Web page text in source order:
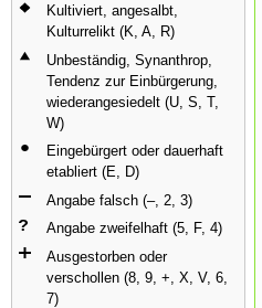
Kultiviert, angesalbt,
Kulturrelikt (K, A, R)
Unbeständig, Synanthrop,
Tendenz zur Einbürgerung,
wiederangesiedelt (U, S, T,
W)
Eingebürgert oder dauerhaft
etabliert (E, D)
Angabe falsch (–, 2, 3)
Angabe zweifelhaft (5, F, 4)
Ausgestorben oder
verschollen (8, 9, +, X, V, 6,
7)